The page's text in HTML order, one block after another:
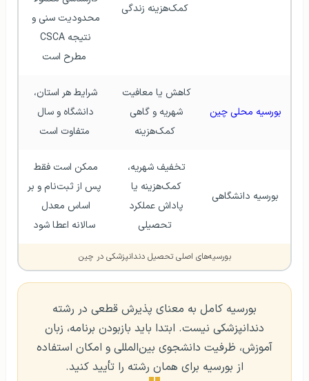
کمک‌هزینه زندگی
مطرح است
بورسیه محلی چین
کمک‌هزینه
متفاوت است
بورسیه دانشگاهی
تحصیلی
سالانه اعطا شود
بورسیه‌های اصلی تحصیل دندانپزشکی در چین
بورسیه کامل به معنای پذیرش قطعی در رشته
دندانپزشکی نیست. ابتدا باید بازبودن برنامه، زبان
آموزش، ظرفیت دانشجوی بین‌المللی و امکان استفاده
از بورسیه برای همان رشته را تأیید کنید.